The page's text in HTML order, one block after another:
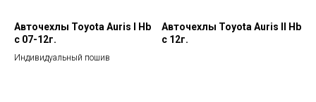
Авточехлы Toyota Auris I Hb
с 07-12г.
Индивидуальный пошив
Авточехлы Toyota Auris II Hb
с 12г.